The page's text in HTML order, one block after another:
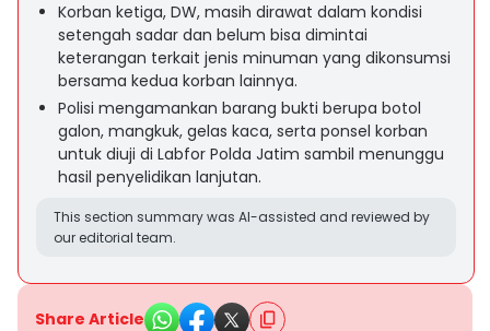
Korban ketiga, DW, masih dirawat dalam kondisi
setengah sadar dan belum bisa dimintai
keterangan terkait jenis minuman yang dikonsumsi
bersama kedua korban lainnya.
Polisi mengamankan barang bukti berupa botol
galon, mangkuk, gelas kaca, serta ponsel korban
untuk diuji di Labfor Polda Jatim sambil menunggu
hasil penyelidikan lanjutan.
This section summary was AI-assisted and reviewed by
our editorial team.
Share Article